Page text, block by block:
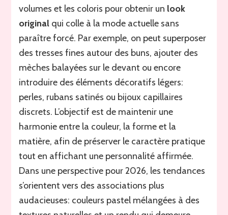
volumes et les coloris pour obtenir un look
original qui colle à la mode actuelle sans
paraître forcé. Par exemple, on peut superposer
des tresses fines autour des buns, ajouter des
mèches balayées sur le devant ou encore
introduire des éléments décoratifs légers:
perles, rubans satinés ou bijoux capillaires
discrets. L’objectif est de maintenir une
harmonie entre la couleur, la forme et la
matière, afin de préserver le caractère pratique
tout en affichant une personnalité affirmée.
Dans une perspective pour 2026, les tendances
s’orientent vers des associations plus
audacieuses: couleurs pastel mélangées à des